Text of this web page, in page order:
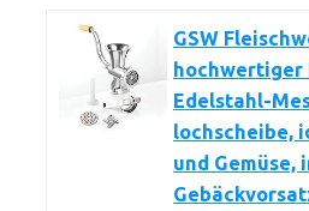
GSW
hochwertiger
Edelstahl-
lochscheibe,
und Gemüse,